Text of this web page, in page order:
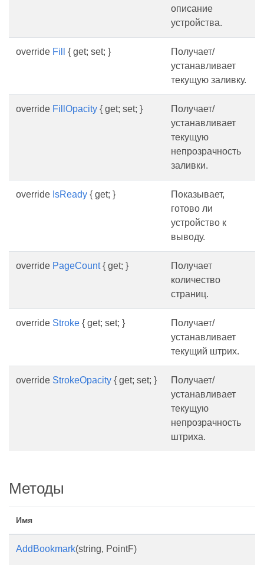
описание
устройства.
override Fill { get; set; }
Получает/
устанавливает
текущую заливку.
override FillOpacity { get; set; }
Получает/
устанавливает
текущую
непрозрачность
заливки.
override IsReady { get; }
Показывает,
готово ли
устройство к
выводу.
override PageCount{ get; }
Получает
количество
страниц.
override Stroke { get; set; }
Получает/
устанавливает
текущий штрих.
override StrokeOpacity { get; set; }
Получает/
устанавливает
текущую
непрозрачность
штриха.
Методы
Имя
AddBookmark(string, PointF)